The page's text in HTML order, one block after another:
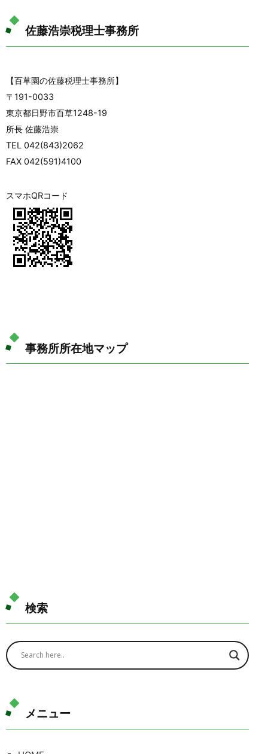
佐藤浩崇税理士事務所
【百草園の佐藤税理士事務所】
〒191-0033
東京都日野市百草1248-19
所長 佐藤浩崇
TEL 042(843)2062
FAX 042(591)4100
スマホQRコード
事務所所在地マップ
検索
メニュー